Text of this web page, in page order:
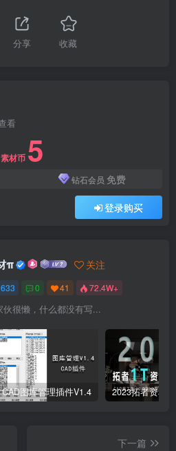
分享 收藏
看
素材币 5
钻石会员 免费
登录购买
π 关注
633 0 41 72.4W+
伙很懒，什么都没有写...
CAD图库管理插件V1.4
下一篇